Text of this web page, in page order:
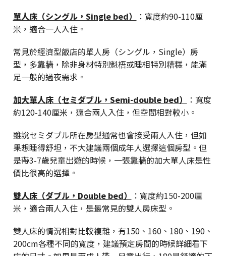
單人床（シングル，Single bed）
：寬度約90-110厘
米，適合一人入住。
常見於經濟型飯店的單人房（シングル，Single）房
型，多靠牆，除非身材特別魁梧或睡相特別糟糕，能滿
足一般的過夜需求。
加大單人床（セミダブル，Semi-double bed）
：寬度
約120-140厘米，適合兩人入住，但空間相對較小。
雖說セミダブル所在房型通常也會接受兩人入住，但如
果想睡得舒坦，不大建議兩個成年人選擇這個房型。但
是帶3-7歲兒童出遊的時候，一張靠牆的加大單人床是性
價比很高的選擇。
雙人床（ダブル，Double bed）
：寬度約150-200厘
米，適合兩人入住，是最常見的雙人房床型。
雙人床的情況相對比較複雜，有150、160、180、190、
200cm各種不同的寬度，建議預定房間的時候詳細看下